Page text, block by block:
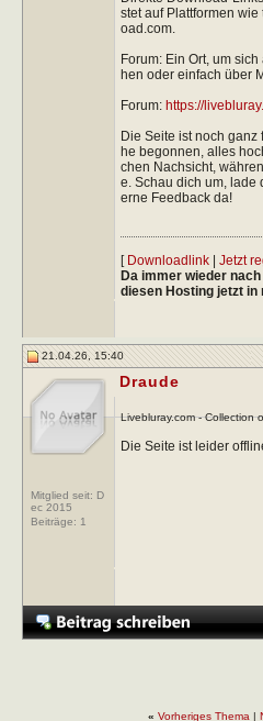
stet auf Plattformen
oad.com.
Forum: Ein Ort, um
hen oder einfach über
Forum: https://
Die Seite ist noch ganz
he begonnen, alles
chen Nachsicht,
e. Schau dich um, lade
erne Feedback da!
[ Downloadlink| Jetzt
Da immer wieder
diesen Hosting jetzt in
21.04.26, 15:40
Mitglied seit: D
ec 2015
Beiträge: 1
Draude
Livebluray.com - Collection
Die Seite ist leider
« Vorheriges Thema |